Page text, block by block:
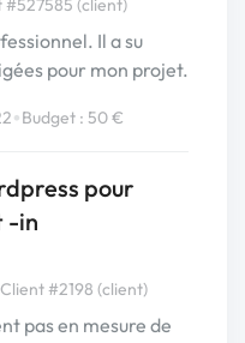
#527585 (client)
Il a su
pour mon projet.
•Budget : 50 €
pour
-in
#2198 (client)
pas en mesure de